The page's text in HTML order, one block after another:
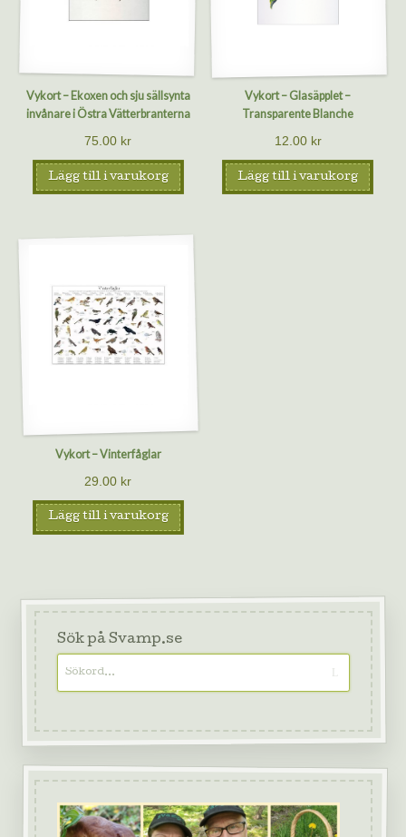
Vykort – Ekoxen och sju sällsynta
invånare i Östra Vätterbranterna
75.00 kr
Lägg till i varukorg
Vykort – Glasäpplet –
Transparente Blanche
12.00 kr
Lägg till i varukorg
Vykort – Vinterfåglar
29.00 kr
Lägg till i varukorg
Sök på Svamp.se